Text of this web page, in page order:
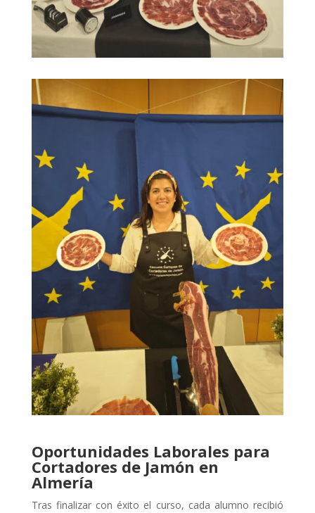
Oportunidades Laborales para
Cortadores de Jamón en
Almería
Tras finalizar con éxito el curso, cada alumno recibió